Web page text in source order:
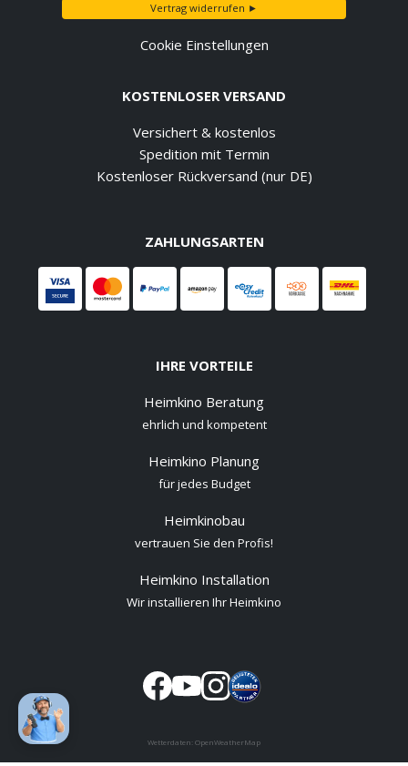
Vertrag widerrufen ►
Cookie Einstellungen
KOSTENLOSER VERSAND
Versichert & kostenlos
Spedition mit Termin
Kostenloser Rückversand (nur DE)
ZAHLUNGSARTEN
IHRE VORTEILE
Heimkino Beratung
ehrlich und kompetent
Heimkino Planung
für jedes Budget
Heimkinobau
vertrauen Sie den Profis!
Heimkino Installation
Wir installieren Ihr Heimkino
Wetterdaten: OpenWeatherMap